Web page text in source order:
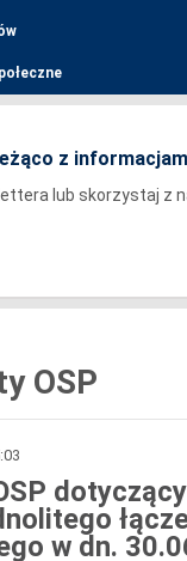
z
lub skorzystaj z
OSP
w dn.